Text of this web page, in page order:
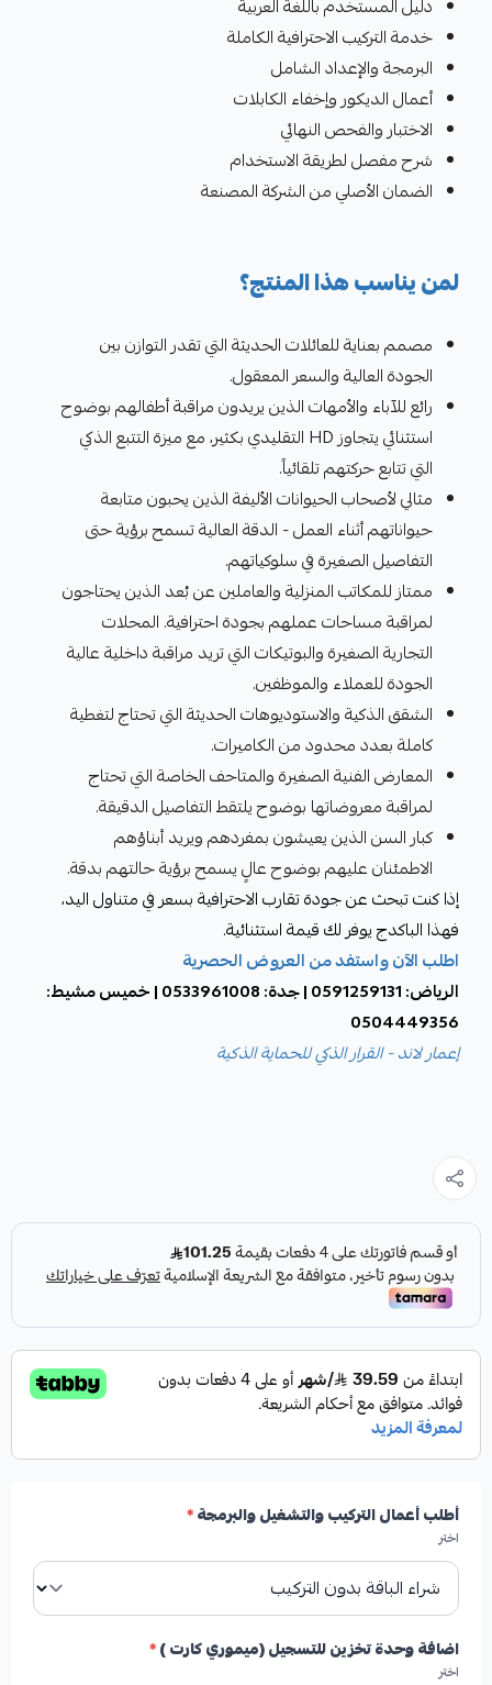
دليل المستخدم باللغة العربية
خدمة التركيب الاحترافية الكاملة
البرمجة والإعداد الشامل
أعمال الديكور وإخفاء الكابلات
الاختبار والفحص النهائي
شرح مفصل لطريقة الاستخدام
الضمان الأصلي من الشركة المصنعة
لمن يناسب هذا المنتج؟
مصمم بعناية للعائلات الحديثة التي تقدر التوازن بين
الجودة العالية والسعر المعقول.
رائع للآباء والأمهات الذين يريدون مراقبة أطفالهم بوضوح
استثنائي يتجاوز HD التقليدي بكثير، مع ميزة التتبع الذكي
التي تتابع حركتهم تلقائياً.
مثالي لأصحاب الحيوانات الأليفة الذين يحبون متابعة
حيواناتهم أثناء العمل - الدقة العالية تسمح برؤية حتى
التفاصيل الصغيرة في سلوكياتهم.
ممتاز للمكاتب المنزلية والعاملين عن بُعد الذين يحتاجون
لمراقبة مساحات عملهم بجودة احترافية. المحلات
التجارية الصغيرة والبوتيكات التي تريد مراقبة داخلية عالية
الجودة للعملاء والموظفين.
الشقق الذكية والاستوديوهات الحديثة التي تحتاج لتغطية
كاملة بعدد محدود من الكاميرات.
المعارض الفنية الصغيرة والمتاحف الخاصة التي تحتاج
لمراقبة معروضاتها بوضوح يلتقط التفاصيل الدقيقة.
كبار السن الذين يعيشون بمفردهم ويريد أبناؤهم
الاطمئنان عليهم بوضوح عالٍ يسمح برؤية حالتهم بدقة.
إذا كنت تبحث عن جودة تقارب الاحترافية بسعر في متناول اليد،
فهذا الباكدج يوفر لك قيمة استثنائية.
اطلب الآن واستفد من العروض الحصرية
الرياض: 0591259131 | جدة: 0533961008 | خميس مشيط:
0504449356
إعمار لاند - القرار الذكي للحماية الذكية
أطلب أعمال التركيب والتشغيل والبرمجة*
اختر
اضافة وحدة تخزين للتسجيل (ميموري كارت )*
اختر